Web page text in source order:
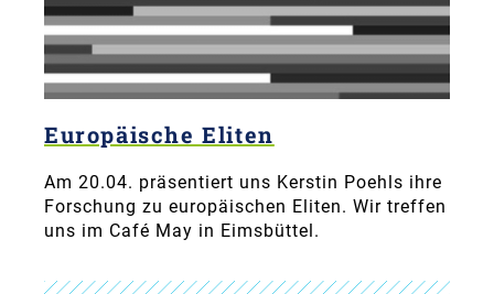
Europäische Eliten
Am 20.04. präsentiert uns Kerstin Poehls ihre
Forschung zu europäischen Eliten. Wir treffen
uns im Café May in Eimsbüttel.